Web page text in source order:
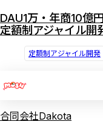
DAU1万・年商10億
定額制アジャイル開
定額制アジャイル開発
合同会社Dakota